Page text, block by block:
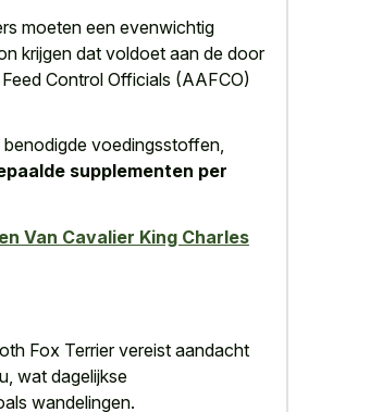
moeten een evenwichtig
krijgen dat voldoet aan de door
Control Officials (AAFCO)
voedingsstoffen,
supplementen per
Van Cavalier King Charles
Fox Terrier vereist aandacht
wat dagelijkse
wandelingen.